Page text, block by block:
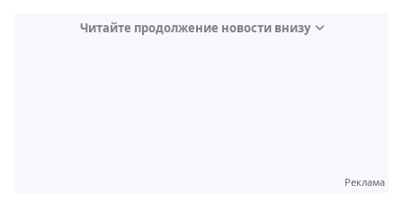
Читайте продолжение новости внизу
Реклама